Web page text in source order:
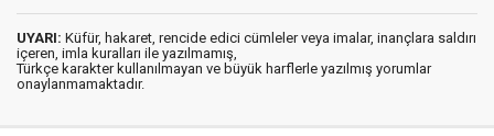
UYARI: Küfür, hakaret, rencide edici cümleler veya imalar, inançlara saldırı
içeren, imla kuralları ile yazılmamış,
Türkçe karakter kullanılmayan ve büyük harflerle yazılmış yorumlar
onaylanmamaktadır.